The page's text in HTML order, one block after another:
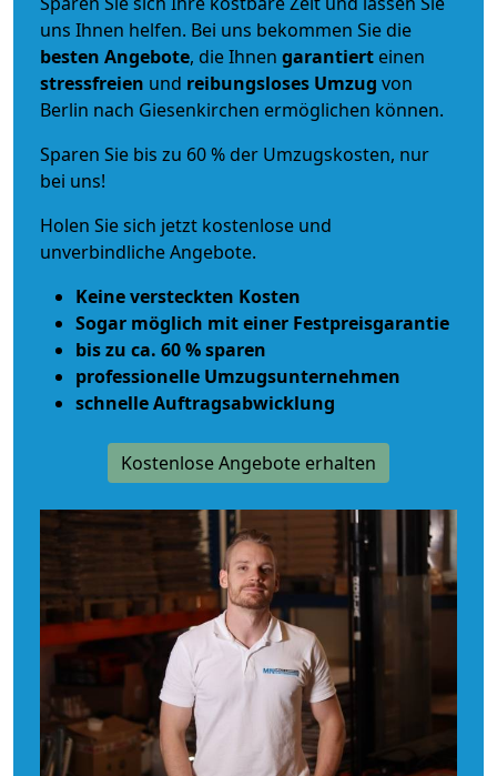
uns Ihnen helfen. Bei uns bekommen Sie die
besten Angebote, die Ihnen garantiert einen
stressfreien und reibungsloses Umzug von
Berlin nach Giesenkirchen ermöglichen können.
Sparen Sie bis zu 60 % der Umzugskosten, nur
bei uns!
Holen Sie sich jetzt kostenlose und
unverbindliche Angebote.
Keine versteckten Kosten
Sogar möglich mit einer Festpreisgarantie
bis zu ca. 60 % sparen
professionelle Umzugsunternehmen
schnelle Auftragsabwicklung
Kostenlose Angebote erhalten